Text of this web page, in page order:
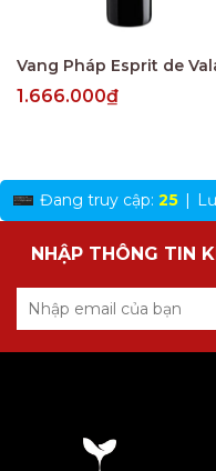
1.666.000₫
Đang truy cập: 25 |
NHẬP THÔNG TIN